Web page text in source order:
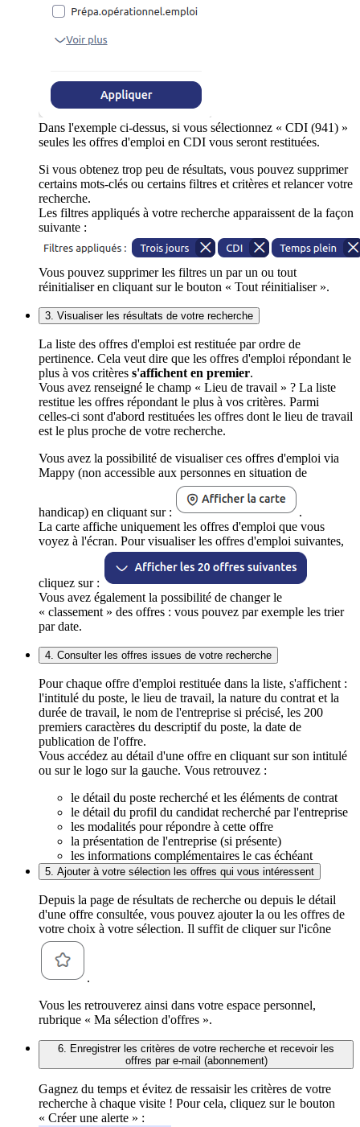
Dans l'exemple ci-dessus, si vous sélectionnez « CDI (941) »
seules les offres d'emploi en CDI vous seront restituées.
Si vous obtenez trop peu de résultats, vous pouvez supprimer
certains mots-clés ou certains filtres et critères et relancer votre
recherche.
Les filtres appliqués à votre recherche apparaissent de la façon
suivante :
Vous pouvez supprimer les filtres un par un ou tout
réinitialiser en cliquant sur le bouton « Tout réinitialiser ».
3. Visualiser les résultats de votre recherche
La liste des offres d'emploi est restituée par ordre de
pertinence. Cela veut dire que les offres d'emploi répondant le
plus à vos critères s'affichent en premier.
Vous avez renseigné le champ « Lieu de travail » ? La liste
restitue les offres répondant le plus à vos critères. Parmi
celles-ci sont d'abord restituées les offres dont le lieu de travail
est le plus proche de votre recherche.
Vous avez la possibilité de visualiser ces offres d'emploi via
Mappy (non accessible aux personnes en situation de
handicap) en cliquant sur :
.
La carte affiche uniquement les offres d'emploi que vous
voyez à l'écran. Pour visualiser les offres d'emploi suivantes,
cliquez sur :
Vous avez également la possibilité de changer le
« classement » des offres : vous pouvez par exemple les trier
par date.
4. Consulter les offres issues de votre recherche
Pour chaque offre d'emploi restituée dans la liste, s'affichent :
l'intitulé du poste, le lieu de travail, la nature du contrat et la
durée de travail, le nom de l'entreprise si précisé, les 200
premiers caractères du descriptif du poste, la date de
publication de l'offre.
Vous accédez au détail d'une offre en cliquant sur son intitulé
ou sur le logo sur la gauche. Vous retrouvez :
le détail du poste recherché et les éléments de contrat
le détail du profil du candidat recherché par l'entreprise
les modalités pour répondre à cette offre
la présentation de l'entreprise (si présente)
les informations complémentaires le cas échéant
5. Ajouter à votre sélection les offres qui vous intéressent
Depuis la page de résultats de recherche ou depuis le détail
d'une offre consultée, vous pouvez ajouter la ou les offres de
votre choix à votre sélection. Il suffit de cliquer sur l'icône
.
Vous les retrouverez ainsi dans votre espace personnel,
rubrique « Ma sélection d'offres ».
6. Enregistrer les critères de votre recherche et recevoir les
offres par e-mail (abonnement)
Gagnez du temps et évitez de ressaisir les critères de votre
recherche à chaque visite ! Pour cela, cliquez sur le bouton
« Créer une alerte » :